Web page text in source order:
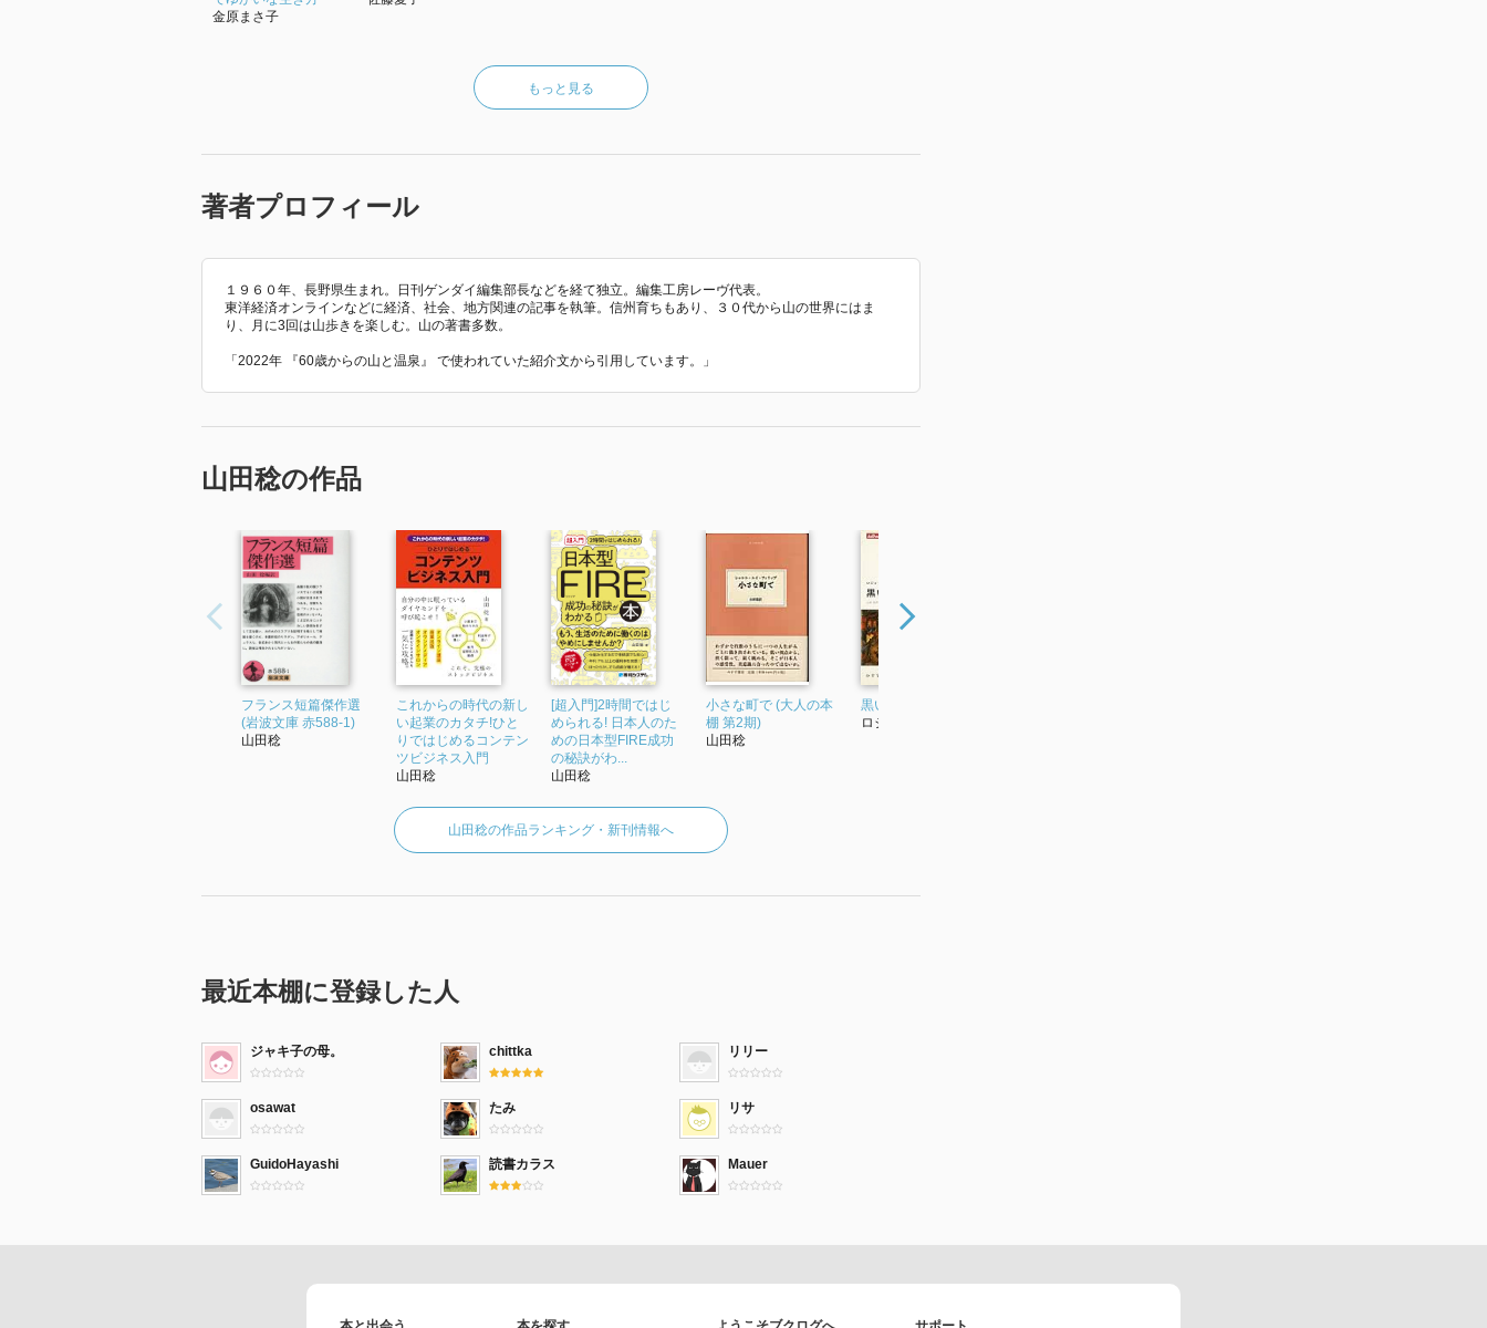
金原まさ子
もっと見る
著者プロフィール
１９６０年、長野県生まれ。日刊ゲンダイ編集部長などを経て独立。編集工房レーヴ代表。
東洋経済オンラインなどに経済、社会、地方関連の記事を執筆。信州育ちもあり、３０代から山の世界にはま
り、月に3回は山歩きを楽しむ。山の著書多数。
「2022年 『60歳からの山と温泉』 で使われていた紹介文から引用しています。」
山田稔の作品
フランス短篇傑作選
(岩波文庫 赤588-1)
山田稔
これからの時代の新し
い起業のカタチ!ひと
りではじめるコンテン
ツビジネス入門
山田稔
[超入門]2時間ではじ
められる! 日本人のた
めの日本型FIRE成功
の秘訣がわ...
山田稔
小さな町で (大人の本
棚 第2期)
山田稔
黒いピエロ
ロジェ・グルニエ
山田稔の作品ランキング・新刊情報へ
最近本棚に登録した人
ジャキ子の母。 chittka リリー
osawat たみ リサ
GuidoHayashi 読書カラス Mauer